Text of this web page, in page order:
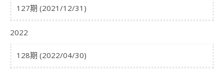
127期 (2021/12/31)
2022
128期 (2022/04/30)